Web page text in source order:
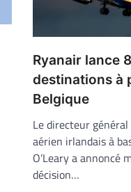
Ryanair lance
destinations à
Belgique
Le directeur
aérien irlandais à
O’Leary a annoncé
décision…